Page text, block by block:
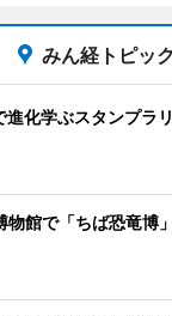
みん経トピッ
進化学ぶスタンプラ
物館で「ちば恐竜